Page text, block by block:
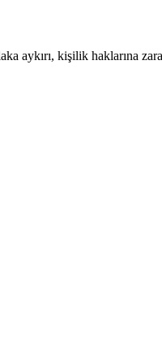
aykırı, kişilik haklarına